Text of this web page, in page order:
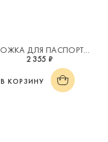
ОБЛОЖКА ДЛЯ ПАСПОРТА «ИНИЦИАЛ "Е"»
2 355 ₽
В КОРЗИНУ